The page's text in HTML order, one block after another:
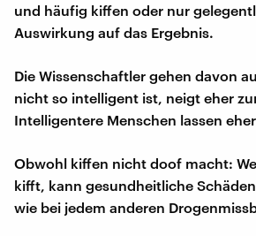
und häufig kiffen oder nur
Auswirkung auf das Ergebnis.
Die Wissenschaftler gehen davon
nicht so intelligent ist, neigt eher
Intelligentere Menschen lassen
Obwohl kiffen nicht doof macht:
kifft, kann gesundheitliche
wie bei jedem anderen